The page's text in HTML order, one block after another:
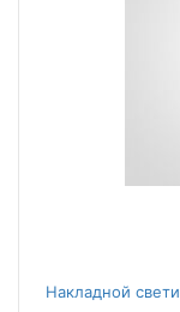
Накладной